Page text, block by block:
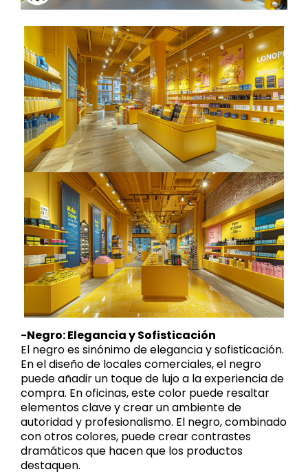
-Negro: Elegancia y Sofisticación
El negro es sinónimo de elegancia y sofisticación.
En el diseño de locales comerciales, el negro
puede añadir un toque de lujo a la experiencia de
compra. En oficinas, este color puede resaltar
elementos clave y crear un ambiente de
autoridad y profesionalismo. El negro, combinado
con otros colores, puede crear contrastes
dramáticos que hacen que los productos
destaquen.